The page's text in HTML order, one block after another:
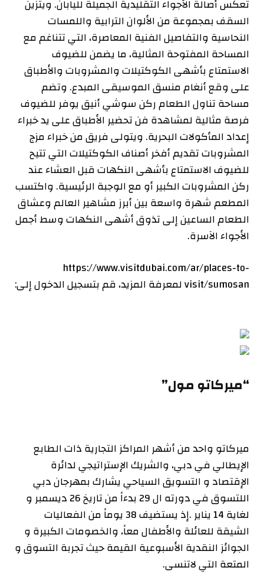
تعكس أصالة الأجواء التقليدية الجميلة لليابان. ويتزين
السقف بمجموعة من الألوان الترابية واللمسات
النحاسية والتفاصيل الفنية المعاصرة، التي تتناغم مع
المساحة المفتوحة المثالية، ما يضمن للضيوف
الاستمتاع بأشهى الكوكتيلات والمشروبات والأطباق
على وقع أنغام منسق الموسيقى المبدع. وتضم
مساحة تناول الطعام ركن سوشي أنيق يوفر للضيوف
فرصة مثالية لمشاهدة فن تحضير الأطباق على يد خبراء
إعداد المأكولات البحرية. ويتولى فريق من خبراء مزج
المشروبات تقديم أفخر أصناف الكوكتيلات التي تتيح
للضيوف الاستمتاع بأشهى النكهات قبل العشاء عند
ركن المشروبات الكبير أو مع الوجبة الرئيسية. واكتسب
المطعم شهرة واسعة بين أبرز مشاهير العالم وعشاق
الطعام الساعين إلى تذوق أشهى النكهات وسط أجمل
الأجواء الآسرة.
https://www.visitdubai.com/ar/places-to-
visit/sumosan لمعرفة المزيد، قم بتسجيل الدخول إلى:
“ميركاتو مول”
ميركاتو واحد من أشهر المراكز التجارية ذات الطابع
الإيطالي في دبي، والشريك الإستراتيجي لدائرة
الإقتصاد و التسويق السياحي يشارك بمهرجان دبي
اللتسوق في دورته ال 29 بدءاً من تاريخ 26 ديسمبر و
لغاية 14 يناير .إذ يستضيف 38 يوماً من الفعاليات
الشيقة للعائلة والأطفال معاً، والخصومات الكبيرة و
الجوائز النقدية الأسبوعية القيمة حيث تجربة التسوق و
المتعة التي لاتنسى.